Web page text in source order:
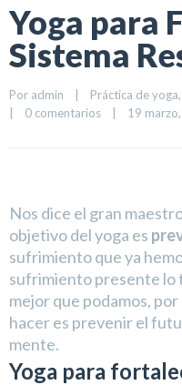
Yoga para
Sistema
Por admin | Práctica de yoga,
|
0 comentarios | 19
Nos dice el gran
objetivo del yoga es
sufrimiento que ya
sufrimiento presente lo
mejor que podamos,
hacer es prevenir el
mente.
Yoga para